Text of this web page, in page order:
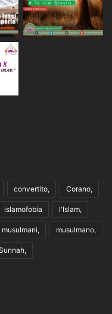
convertito, Corano,
islamofobia l'Islam,
musulmani, musulmano,